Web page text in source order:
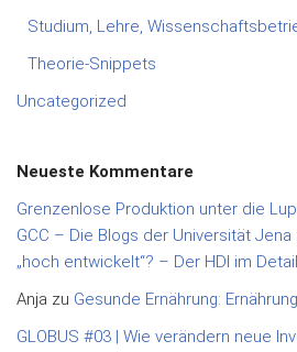
Studium, Lehre,
Theorie-Snippets
Uncategorized
Neueste Kommentare
Grenzenlose Produktion unter die
GCC – Die Blogs der Universität Jena
„hoch entwickelt“? – Der HDI im Detail
Anja zu Gesunde Ernährung:
GLOBUS #03 | Wie verändern neue